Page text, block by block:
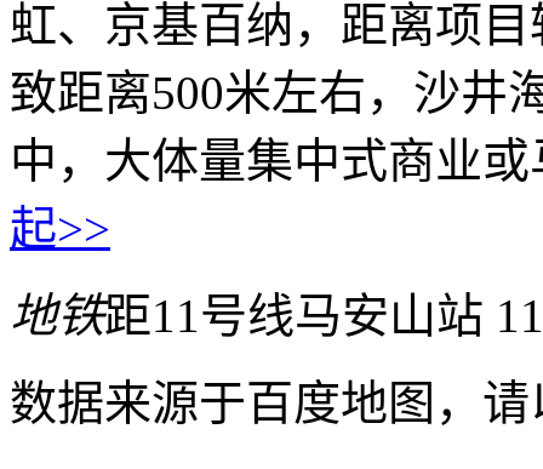
虹、京基百纳，距离项
致距离500米左右，沙井
中，大体量集中式商业
起>>
地铁距11号线马安山站
数据来源于百度地图，